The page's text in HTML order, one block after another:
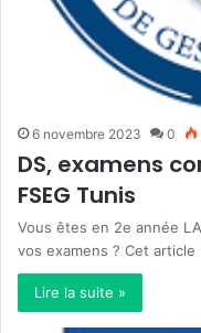
6 novembre 2023 0
DS, examens
FSEG Tunis
Vous êtes en 2e année
vos examens ? Cet
Lire la suite »